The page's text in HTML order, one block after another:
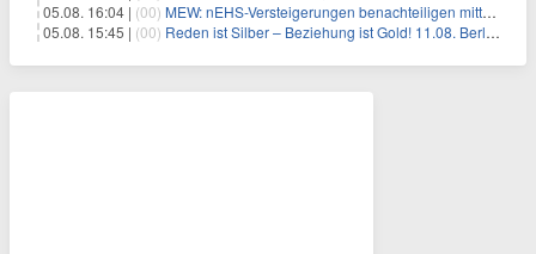
05.08. 16:04 | (00) MEW: nEHS-Versteigerungen benachteiligen mittelständische Unternehmen
05.08. 15:45 | (00) Reden ist Silber – Beziehung ist Gold! 11.08. Berlin – 18:30 Uhr